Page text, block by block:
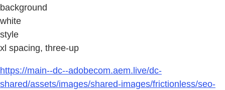
background
white
style
xl spacing, three-up
https://main--dc--adobecom.aem.live/dc-
shared/assets/images/shared-images/frictionless/seo-